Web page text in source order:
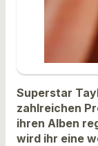
Superstar
zahlreichen
ihren Alben
wird ihr eine